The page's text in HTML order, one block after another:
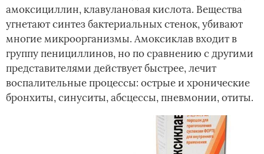
амоксициллин, клавулановая кислота. Вещества
угнетают синтез бактериальных стенок, убивают
многие микроорганизмы. Амоксиклав входит в
группу пенициллинов, но по сравнению с другими
представителями действует быстрее, лечит
воспалительные процессы: острые и хронические
бронхиты, синуситы, абсцессы, пневмонии, отиты.